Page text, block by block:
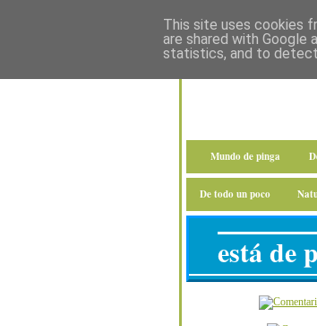
Mundo de pinga
De todo un poco
está de
This site uses cookies
are shared with Google
statistics, and to detect